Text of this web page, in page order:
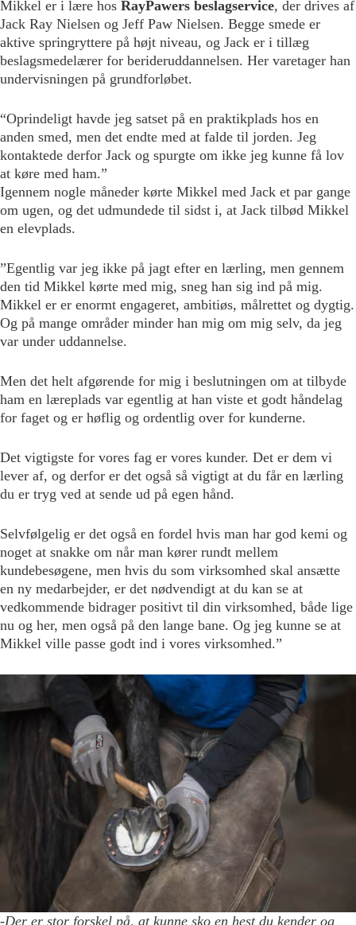
Mikkel er i lære hos RayPawers beslagservice, der drives af
Jack Ray Nielsen og Jeff Paw Nielsen. Begge smede er
aktive springryttere på højt niveau, og Jack er i tillæg
beslagsmedelærer for berideruddannelsen. Her varetager han
undervisningen på grundforløbet.
“Oprindeligt havde jeg satset på en praktikplads hos en
anden smed, men det endte med at falde til jorden. Jeg
kontaktede derfor Jack og spurgte om ikke jeg kunne få lov
at køre med ham.”
Igennem nogle måneder kørte Mikkel med Jack et par gange
om ugen, og det udmundede til sidst i, at Jack tilbød Mikkel
en elevplads.
”Egentlig var jeg ikke på jagt efter en lærling, men gennem
den tid Mikkel kørte med mig, sneg han sig ind på mig.
Mikkel er er enormt engageret, ambitiøs, målrettet og dygtig.
Og på mange områder minder han mig om mig selv, da jeg
var under uddannelse.
Men det helt afgørende for mig i beslutningen om at tilbyde
ham en læreplads var egentlig at han viste et godt håndelag
for faget og er høflig og ordentlig over for kunderne.
Det vigtigste for vores fag er vores kunder. Det er dem vi
lever af, og derfor er det også så vigtigt at du får en lærling
du er tryg ved at sende ud på egen hånd.
Selvfølgelig er det også en fordel hvis man har god kemi og
noget at snakke om når man kører rundt mellem
kundebesøgene, men hvis du som virksomhed skal ansætte
en ny medarbejder, er det nødvendigt at du kan se at
vedkommende bidrager positivt til din virksomhed, både lige
nu og her, men også på den lange bane. Og jeg kunne se at
Mikkel ville passe godt ind i vores virksomhed.”
-Der er stor forskel på, at kunne sko en hest du kender og